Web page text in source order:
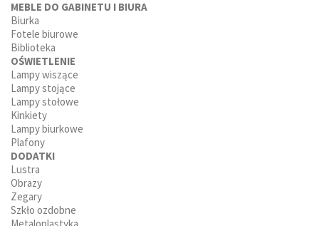
MEBLE DO GABINETU I BIURA
Biurka
Fotele biurowe
Biblioteka
OŚWIETLENIE
Lampy wiszące
Lampy stojące
Lampy stołowe
Kinkiety
Lampy biurkowe
Plafony
DODATKI
Lustra
Obrazy
Zegary
Szkło ozdobne
Metaloplastyka